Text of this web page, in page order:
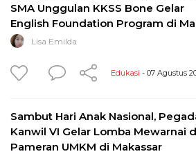
SMA Unggulan KKSS Bone Gelar
English Foundation Program di
Lisa Emilda
Edukasi - 07 Agustus
Sambut Hari Anak Nasional,
Kanwil VI Gelar Lomba Mewarnai
Pameran UMKM di Makassar